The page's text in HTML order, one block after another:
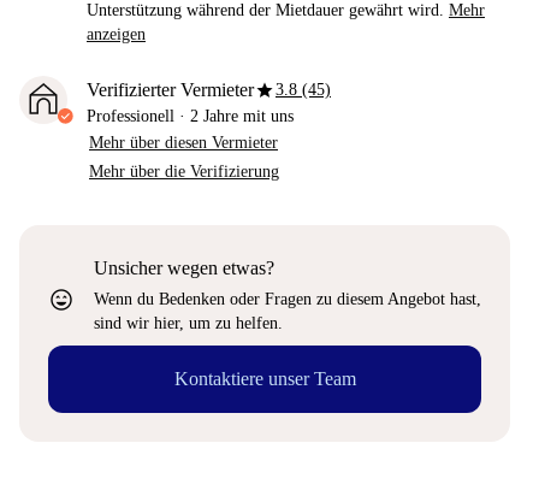
Unterstützung während der Mietdauer gewährt wird. Mehr
anzeigen
Verifizierter Vermieterstar3.8 (45)
Professionell · 2 Jahre mit uns
Mehr über diesen Vermieter
Mehr über die Verifizierung
sentiment_very_satisfied
Unsicher wegen etwas?
Wenn du Bedenken oder Fragen zu diesem Angebot hast,
sind wir hier, um zu helfen.
Kontaktiere unser Team